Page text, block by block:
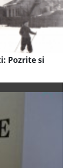
Pozrite si